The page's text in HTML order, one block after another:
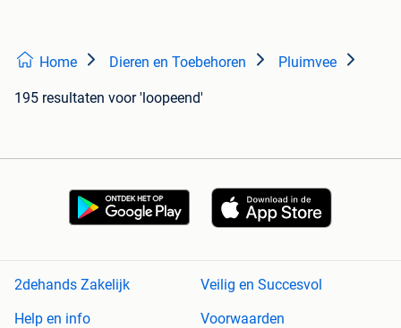
Home Dieren en Toebehoren Pluimvee
195 resultaten voor 'loopeend'
2dehands Zakelijk
Veilig en Succesvol
Help en info
Voorwaarden